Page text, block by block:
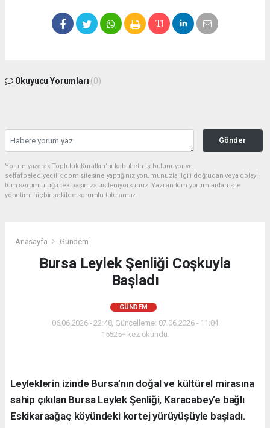
Okuyucu Yorumları (0)
Gönder
Yorum yazarak Topluluk Kuralları’nı kabul etmiş bulunuyor ve
seffafbelediyecilik.com sitesine yaptığınız yorumunuzla ilgili doğrudan veya dolaylı
tüm sorumluluğu tek başınıza üstleniyorsunuz. Yazılan tüm yorumlardan site
yönetimi hiçbir şekilde sorumlu tutulamaz.
Anasayfa Gündem
Bursa Leylek Şenliği Coşkuyla
Başladı
GÜNDEM
06.06.2026 - 22:48, Güncelleme: 07.06.2026 - 11:04
15525+ kez okundu.
Leyleklerin izinde Bursa’nın doğal ve kültürel mirasına
sahip çıkılan Bursa Leylek Şenliği, Karacabey’e bağlı
Eskikaraağaç köyündeki kortej yürüyüşüyle başladı.